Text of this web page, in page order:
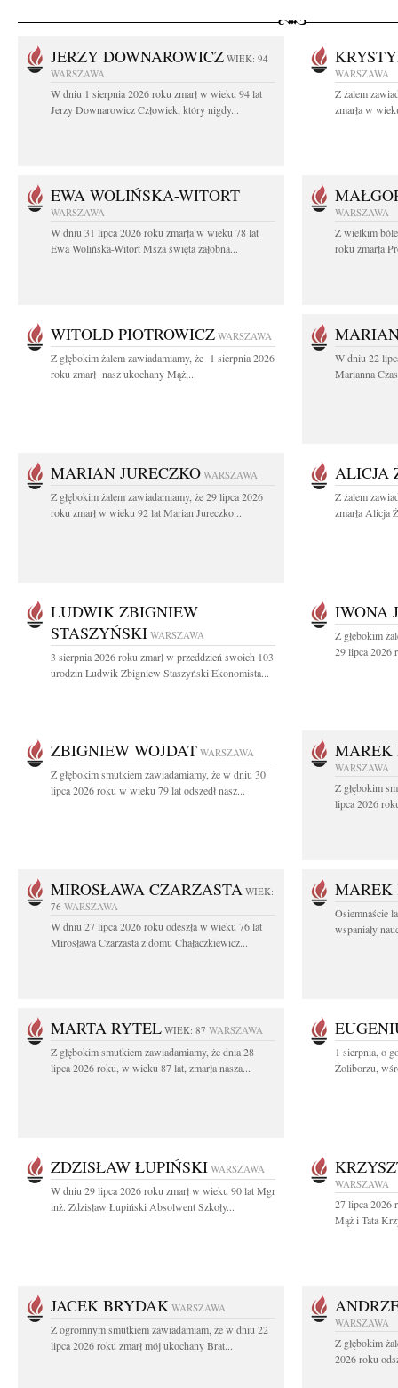
JERZY DOWNAROWICZ WIEK: 94
WARSZAWA
W dniu 1 sierpnia 2026 roku zmarł w wieku 94 lat
Jerzy Downarowicz Człowiek, który nigdy...
WARSZAWA
Z żalem
zmarła w
EWA WOLIŃSKA-WITORT
WARSZAWA
W dniu 31 lipca 2026 roku zmarła w wieku 78 lat
Ewa Wolińska-Witort Msza święta żałobna...
WARSZAWA
Z wielkim
roku zmarła
WITOLD PIOTROWICZ WARSZAWA
Z głębokim żalem zawiadamiamy, że 1 sierpnia 2026
roku zmarł nasz ukochany Mąż,...
W dniu 22
Marianna
MARIAN JURECZKO WARSZAWA
Z głębokim żalem zawiadamiamy, że 29 lipca 2026
roku zmarł w wieku 92 lat Marian Jureczko...
ALICJA
Z żalem
zmarła Alicja
LUDWIK ZBIGNIEW
STASZYŃSKI WARSZAWA
3 sierpnia 2026 roku zmarł w przeddzień swoich 103
urodzin Ludwik Zbigniew Staszyński Ekonomista...
IWONA
Z głębokim
29 lipca 2026
ZBIGNIEW WOJDAT WARSZAWA
Z głębokim smutkiem zawiadamiamy, że w dniu 30
lipca 2026 roku w wieku 79 lat odszedł nasz...
MAREK
WARSZAWA
Z głębokim
lipca 2026
MIROSŁAWA CZARZASTA WIEK:
76 WARSZAWA
W dniu 27 lipca 2026 roku odeszła w wieku 76 lat
Mirosława Czarzasta z domu Chałaczkiewicz...
MAREK
Osiemnaście
wspaniały
MARTA RYTEL WIEK: 87 WARSZAWA
Z głębokim smutkiem zawiadamiamy, że dnia 28
lipca 2026 roku, w wieku 87 lat, zmarła nasza...
1 sierpnia, o
Żoliborzu,
ZDZISŁAW ŁUPIŃSKI WARSZAWA
W dniu 29 lipca 2026 roku zmarł w wieku 90 lat Mgr
inż. Zdzisław Łupiński Absolwent Szkoły...
WARSZAWA
27 lipca 2026
Mąż i Tata
JACEK BRYDAK WARSZAWA
Z ogromnym smutkiem zawiadamiam, że w dniu 22
lipca 2026 roku zmarł mój ukochany Brat...
WARSZAWA
Z głębokim
2026 roku